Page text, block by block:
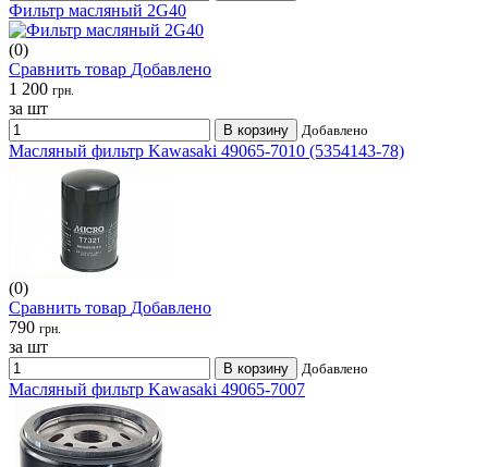
Фильтр масляный 2G40
(0)
Сравнить товар Добавлено
1 200 грн.
за шт
В корзину Добавлено
Масляный фильтр Kawasaki 49065-7010 (5354143-78)
(0)
Сравнить товар Добавлено
790 грн.
за шт
В корзину Добавлено
Масляный фильтр Kawasaki 49065-7007